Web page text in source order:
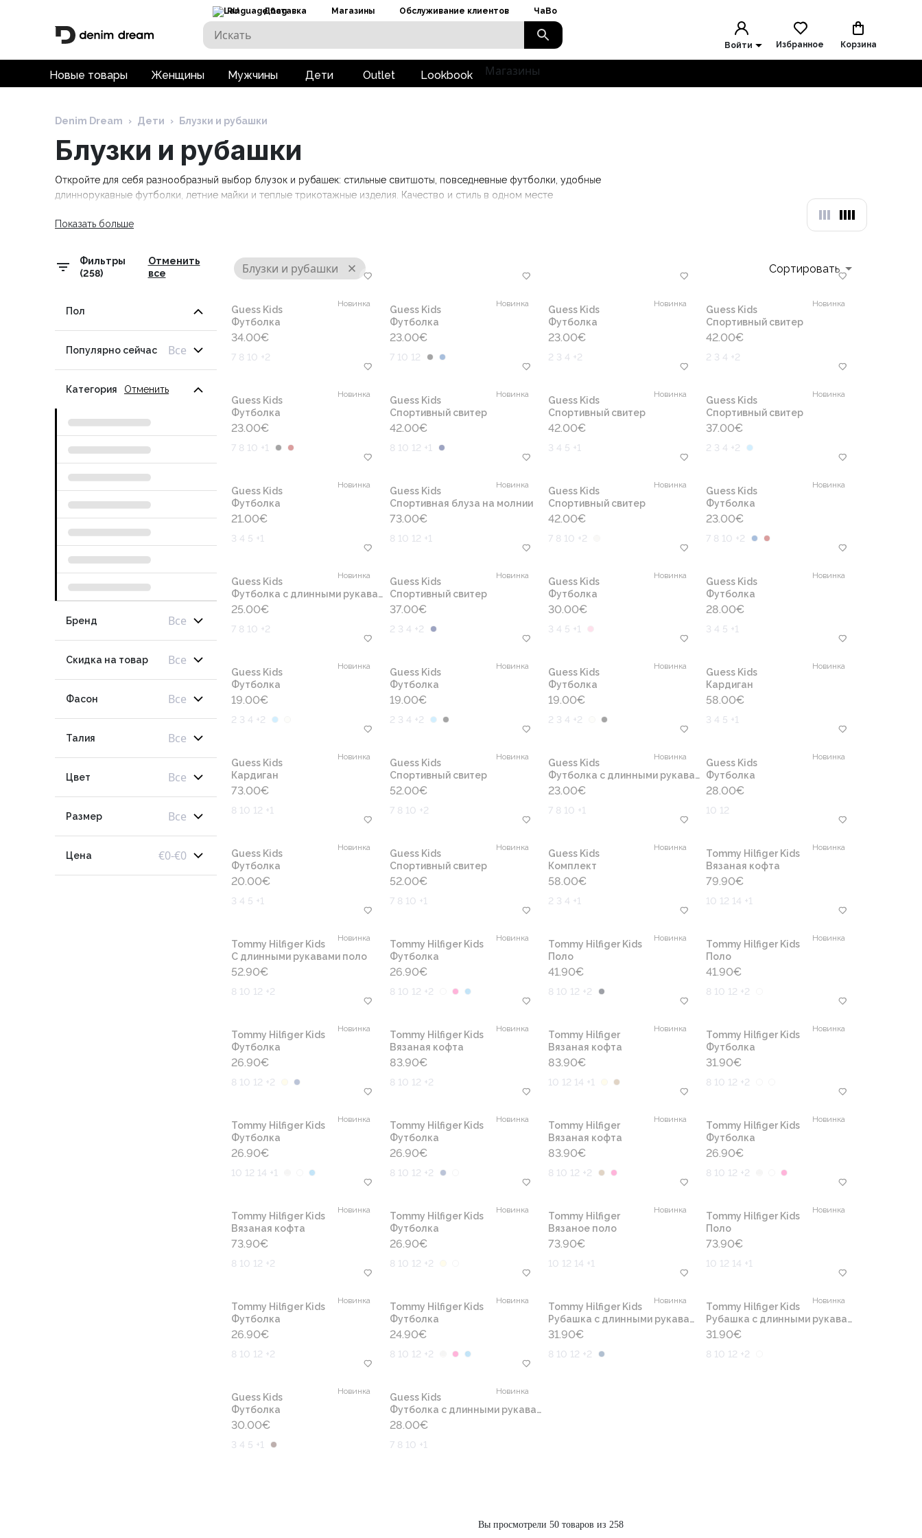
RU Доставка Магазины Обслуживание клиентов ЧаВо
Войти Избранное Корзина
Новые товары Женщины Мужчины Дети Outlet Lookbook Магазины
Denim Dream › Дети › Блузки и рубашки
Блузки и рубашки
Откройте для себя разнообразный выбор блузок и рубашек: стильные свитшоты, повседневные футболки, удобные
длиннорукавные футболки, летние майки и теплые трикотажные изделия. Качество и стиль в одном месте
Показать больше
Фильтры
(258)
Отменить
все
Пол
Популярно сейчас Все
Категория Отменить
Бренд Все
Скидка на товар Все
Фасон Все
Талия Все
Цвет Все
Размер Все
Цена €0-€0
Блузки и рубашки Сортировать
Новинка
Guess Kids
Футболка
34.00€
7 8 10 +2
Новинка
Guess Kids
Футболка
23.00€
7 10 12
Новинка
Guess Kids
Футболка
23.00€
2 3 4 +2
Новинка
Guess Kids
Cпортивный свитер
42.00€
2 3 4 +2
Новинка
Guess Kids
Футболка
23.00€
7 8 10 +1
Новинка
Guess Kids
Cпортивный свитер
42.00€
8 10 12 +1
Новинка
Guess Kids
Cпортивный свитер
42.00€
3 4 5 +1
Новинка
Guess Kids
Cпортивный свитер
37.00€
2 3 4 +2
Новинка
Guess Kids
Футболка
21.00€
3 4 5 +1
Новинка
Guess Kids
Спортивная блуза на молнии
73.00€
8 10 12 +1
Новинка
Guess Kids
Cпортивный свитер
42.00€
7 8 10 +2
Новинка
Guess Kids
Футболка
23.00€
7 8 10 +2
Новинка
Guess Kids
Футболка с длинными рукавами
25.00€
7 8 10 +2
Новинка
Guess Kids
Cпортивный свитер
37.00€
2 3 4 +2
Новинка
Guess Kids
Футболка
30.00€
3 4 5 +1
Новинка
Guess Kids
Футболка
28.00€
3 4 5 +1
Новинка
Guess Kids
Футболка
19.00€
2 3 4 +2
Новинка
Guess Kids
Футболка
19.00€
2 3 4 +2
Новинка
Guess Kids
Футболка
19.00€
2 3 4 +2
Новинка
Guess Kids
Кардиган
58.00€
3 4 5 +1
Новинка
Guess Kids
Кардиган
73.00€
8 10 12 +1
Новинка
Guess Kids
Cпортивный свитер
52.00€
7 8 10 +2
Новинка
Guess Kids
Футболка с длинными рукавами
23.00€
7 8 10 +1
Новинка
Guess Kids
Футболка
28.00€
10 12
Новинка
Guess Kids
Футболка
20.00€
3 4 5 +1
Новинка
Guess Kids
Cпортивный свитер
52.00€
7 8 10 +1
Новинка
Guess Kids
Комплект
58.00€
2 3 4 +1
Новинка
Tommy Hilfiger Kids
Вязаная кофта
79.90€
10 12 14 +1
Новинка
Tommy Hilfiger Kids
С длинными рукавами поло
52.90€
8 10 12 +2
Новинка
Tommy Hilfiger Kids
Футболка
26.90€
8 10 12 +2
Новинка
Tommy Hilfiger Kids
Поло
41.90€
8 10 12 +2
Новинка
Tommy Hilfiger Kids
Поло
41.90€
8 10 12 +2
Новинка
Tommy Hilfiger Kids
Футболка
26.90€
8 10 12 +2
Новинка
Tommy Hilfiger Kids
Вязаная кофта
83.90€
8 10 12 +2
Новинка
Tommy Hilfiger
Вязаная кофта
83.90€
10 12 14 +1
Новинка
Tommy Hilfiger Kids
Футболка
31.90€
8 10 12 +2
Новинка
Tommy Hilfiger Kids
Футболка
26.90€
10 12 14 +1
Новинка
Tommy Hilfiger Kids
Футболка
26.90€
8 10 12 +2
Новинка
Tommy Hilfiger
Вязаная кофта
83.90€
8 10 12 +2
Новинка
Tommy Hilfiger Kids
Футболка
26.90€
8 10 12 +2
Новинка
Tommy Hilfiger Kids
Вязаная кофта
73.90€
8 10 12 +2
Новинка
Tommy Hilfiger Kids
Футболка
26.90€
8 10 12 +2
Новинка
Tommy Hilfiger
Вязаное поло
73.90€
10 12 14 +1
Новинка
Tommy Hilfiger Kids
Поло
73.90€
10 12 14 +1
Новинка
Tommy Hilfiger Kids
Футболка
26.90€
8 10 12 +2
Новинка
Tommy Hilfiger Kids
Футболка
24.90€
8 10 12 +2
Новинка
Tommy Hilfiger Kids
Рубашка с длинными рукавами
31.90€
8 10 12 +2
Новинка
Tommy Hilfiger Kids
Рубашка с длинными рукавами
31.90€
8 10 12 +2
Новинка
Guess Kids
Футболка
30.00€
3 4 5 +1
Новинка
Guess Kids
Футболка с длинными рукавами
28.00€
7 8 10 +1
Вы просмотрели 50 товаров из 258